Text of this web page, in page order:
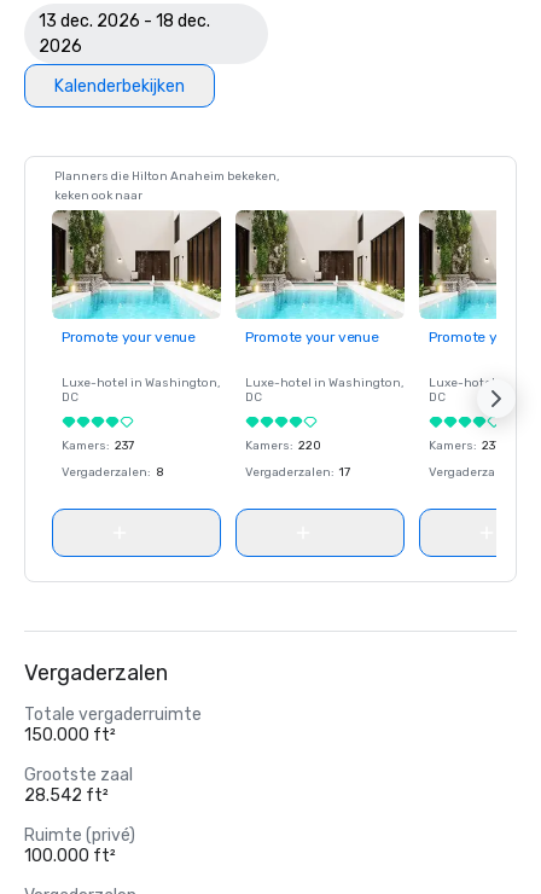
13 dec. 2026 - 18 dec.
2026
Kalenderbekijken
Planners die Hilton Anaheim bekeken,
keken ook naar
Promote your venue
Luxe-hotel in Washington,
DC
Kamers: 237
Vergaderzalen: 8
Promote your venue
Luxe-hotel in Washington,
DC
Kamers: 220
Vergaderzalen: 17
Promote your
Luxe-hotel in
DC
Kamers: 237
Vergaderzalen
Vergaderzalen
Totale vergaderruimte
150.000 ft²
Grootste zaal
28.542 ft²
Ruimte (privé)
100.000 ft²